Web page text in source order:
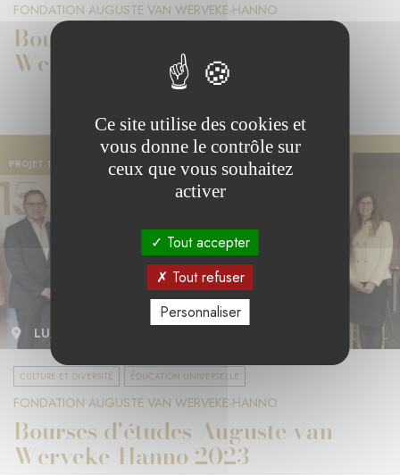
FONDATION AUGUSTE VAN WERVEKE-HANNO
Bourses d'études Auguste van
Werveke-Hanno 2024
PROJET TERMINÉ
LUXEMBOURG
CULTURE ET DIVERSITÉ ÉDUCATION UNIVERSELLE
FONDATION AUGUSTE VAN WERVEKE-HANNO
Bourses d'études Auguste van
Werveke-Hanno 2023
Ce site utilise des cookies et
vous donne le contrôle sur
ceux que vous souhaitez
activer
Tout accepter
Tout refuser
Personnaliser